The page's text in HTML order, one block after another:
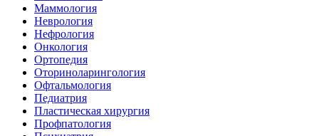
Маммология
Неврология
Нефрология
Онкология
Ортопедия
Оториноларингология
Офтальмология
Педиатрия
Пластическая хирургия
Профпатология